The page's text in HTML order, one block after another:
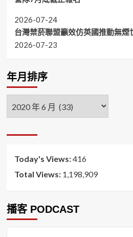
2026-07-24
台灣禁菸聯盟籲效仿英國推動無
2026-07-23
年月排序
Today's Views:416
Total Views: 1,198,909
播客 PODCAST